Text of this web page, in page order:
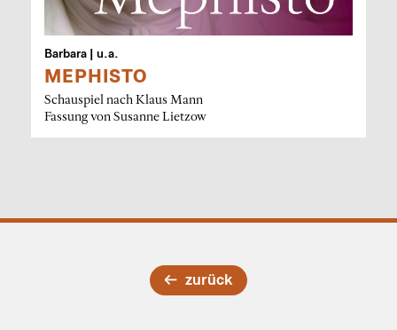
Barbara | u.a.
MEPHISTO
Schauspiel nach Klaus Mann
Fassung von Susanne Lietzow
zurück